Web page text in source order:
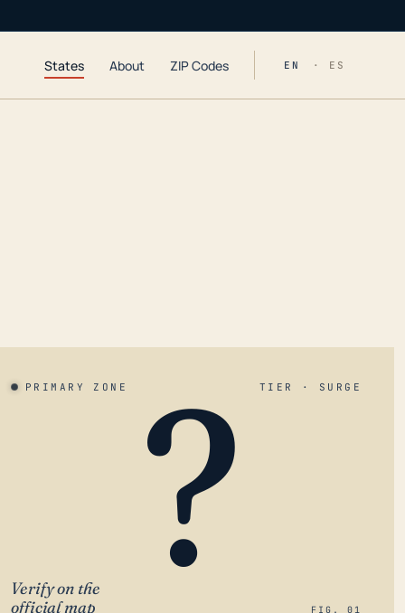
States About ZIP Codes EN · ES
PRIMARY ZONE TIER · SURGE
?
Verify on the
official map
FIG. 01